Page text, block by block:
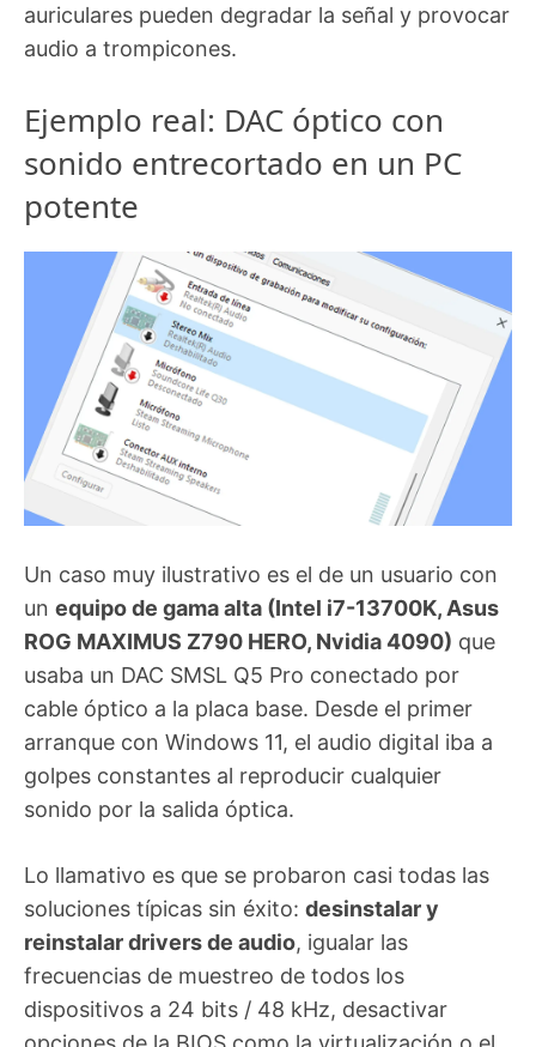
auriculares pueden degradar la señal y provocar
audio a trompicones.
Ejemplo real: DAC óptico con
sonido entrecortado en un PC
potente
Un caso muy ilustrativo es el de un usuario con
un equipo de gama alta (Intel i7-13700K, Asus
ROG MAXIMUS Z790 HERO, Nvidia 4090) que
usaba un DAC SMSL Q5 Pro conectado por
cable óptico a la placa base. Desde el primer
arranque con Windows 11, el audio digital iba a
golpes constantes al reproducir cualquier
sonido por la salida óptica.
Lo llamativo es que se probaron casi todas las
soluciones típicas sin éxito: desinstalar y
reinstalar drivers de audio, igualar las
frecuencias de muestreo de todos los
dispositivos a 24 bits / 48 kHz, desactivar